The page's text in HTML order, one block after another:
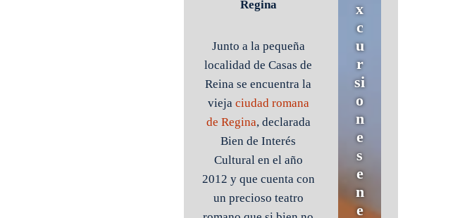
Regina
Junto a la pequeña
localidad de Casas de
Reina se encuentra la
vieja ciudad romana
de Regina, declarada
Bien de Interés
Cultural en el año
2012 y que cuenta con
un precioso teatro
x
c
u
r
si
o
n
e
s
e
n
e